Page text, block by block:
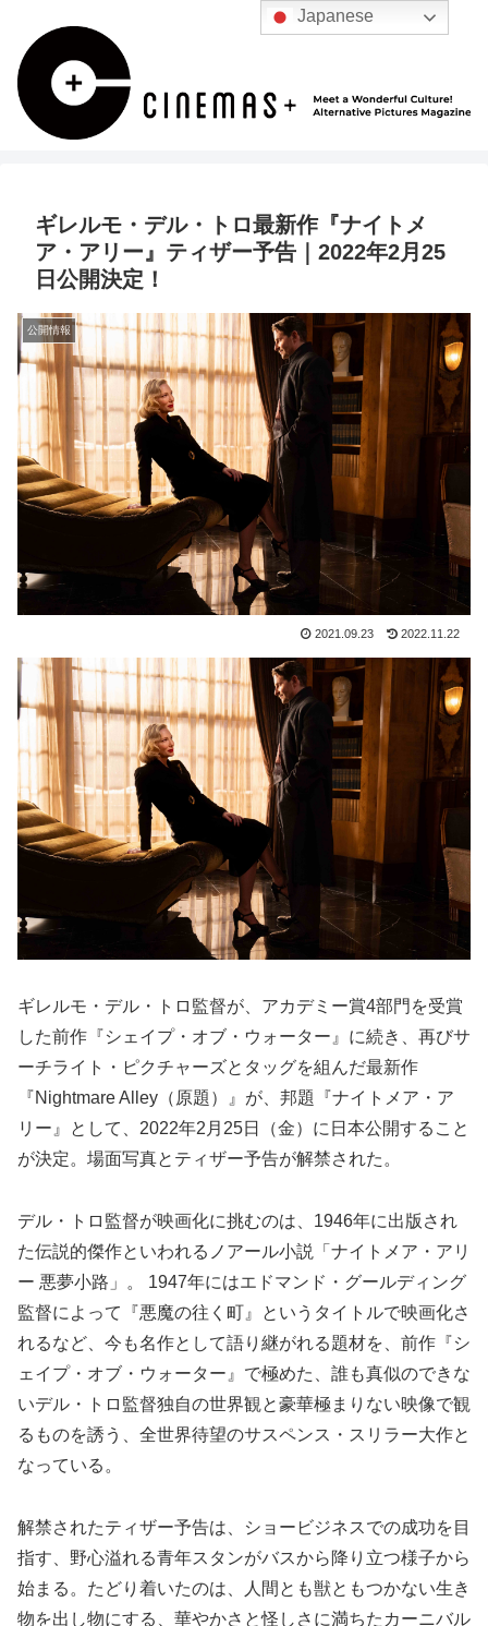
ギレルモ・デル・トロ最新作『ナイトメ
ア・アリー』ティザー予告｜2022年2月25
日公開決定！
公開情報
2021.09.23 2022.11.22
ギレルモ・デル・トロ監督が、アカデミー賞4部門を受賞
した前作『シェイプ・オブ・ウォーター』に続き、再びサ
ーチライト・ピクチャーズとタッグを組んだ最新作
『Nightmare Alley（原題）』が、邦題『ナイトメア・ア
リー』として、2022年2月25日（金）に日本公開すること
が決定。場面写真とティザー予告が解禁された。
デル・トロ監督が映画化に挑むのは、1946年に出版され
た伝説的傑作といわれるノアール小説「ナイトメア・アリ
ー 悪夢小路」。 1947年にはエドマンド・グールディング
監督によって『悪魔の往く町』というタイトルで映画化さ
れるなど、今も名作として語り継がれる題材を、前作『シ
ェイプ・オブ・ウォーター』で極めた、誰も真似のできな
いデル・トロ監督独自の世界観と豪華極まりない映像で観
るものを誘う、全世界待望のサスペンス・スリラー大作と
なっている。
解禁されたティザー予告は、ショービジネスでの成功を目
指す、野心溢れる青年スタンがバスから降り立つ様子から
始まる。たどり着いたのは、人間とも獣ともつかない生き
物を出し物にする、華やかさと怪しさに満ちたカーニバル
Japanese